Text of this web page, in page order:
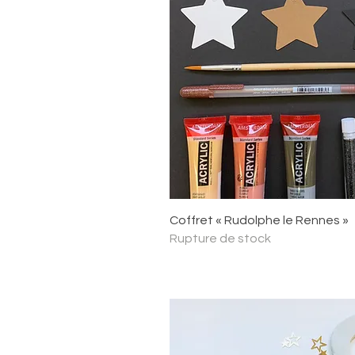
Aperçu
Coffret « Rudolphe le Rennes »
Rupture de stock